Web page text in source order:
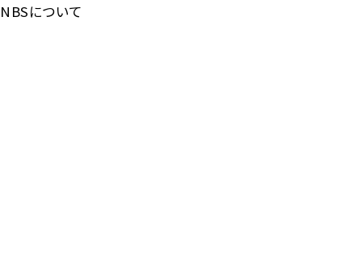
NBSについて